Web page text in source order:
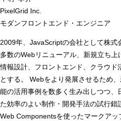
PixelGrid Inc.
モダンフロントエンド・エンジニア
2009年、JavaScriptの会社として株式
多数のWebリニューアル、新規立ち上
情報設計、フロントエンド、クラウ
とする。 Webをより発展させるため
能の活用事例を数多く生み出しつつ、
た効率のよい制作・開発手法の試行錯
Web Componentsを使ったマークア